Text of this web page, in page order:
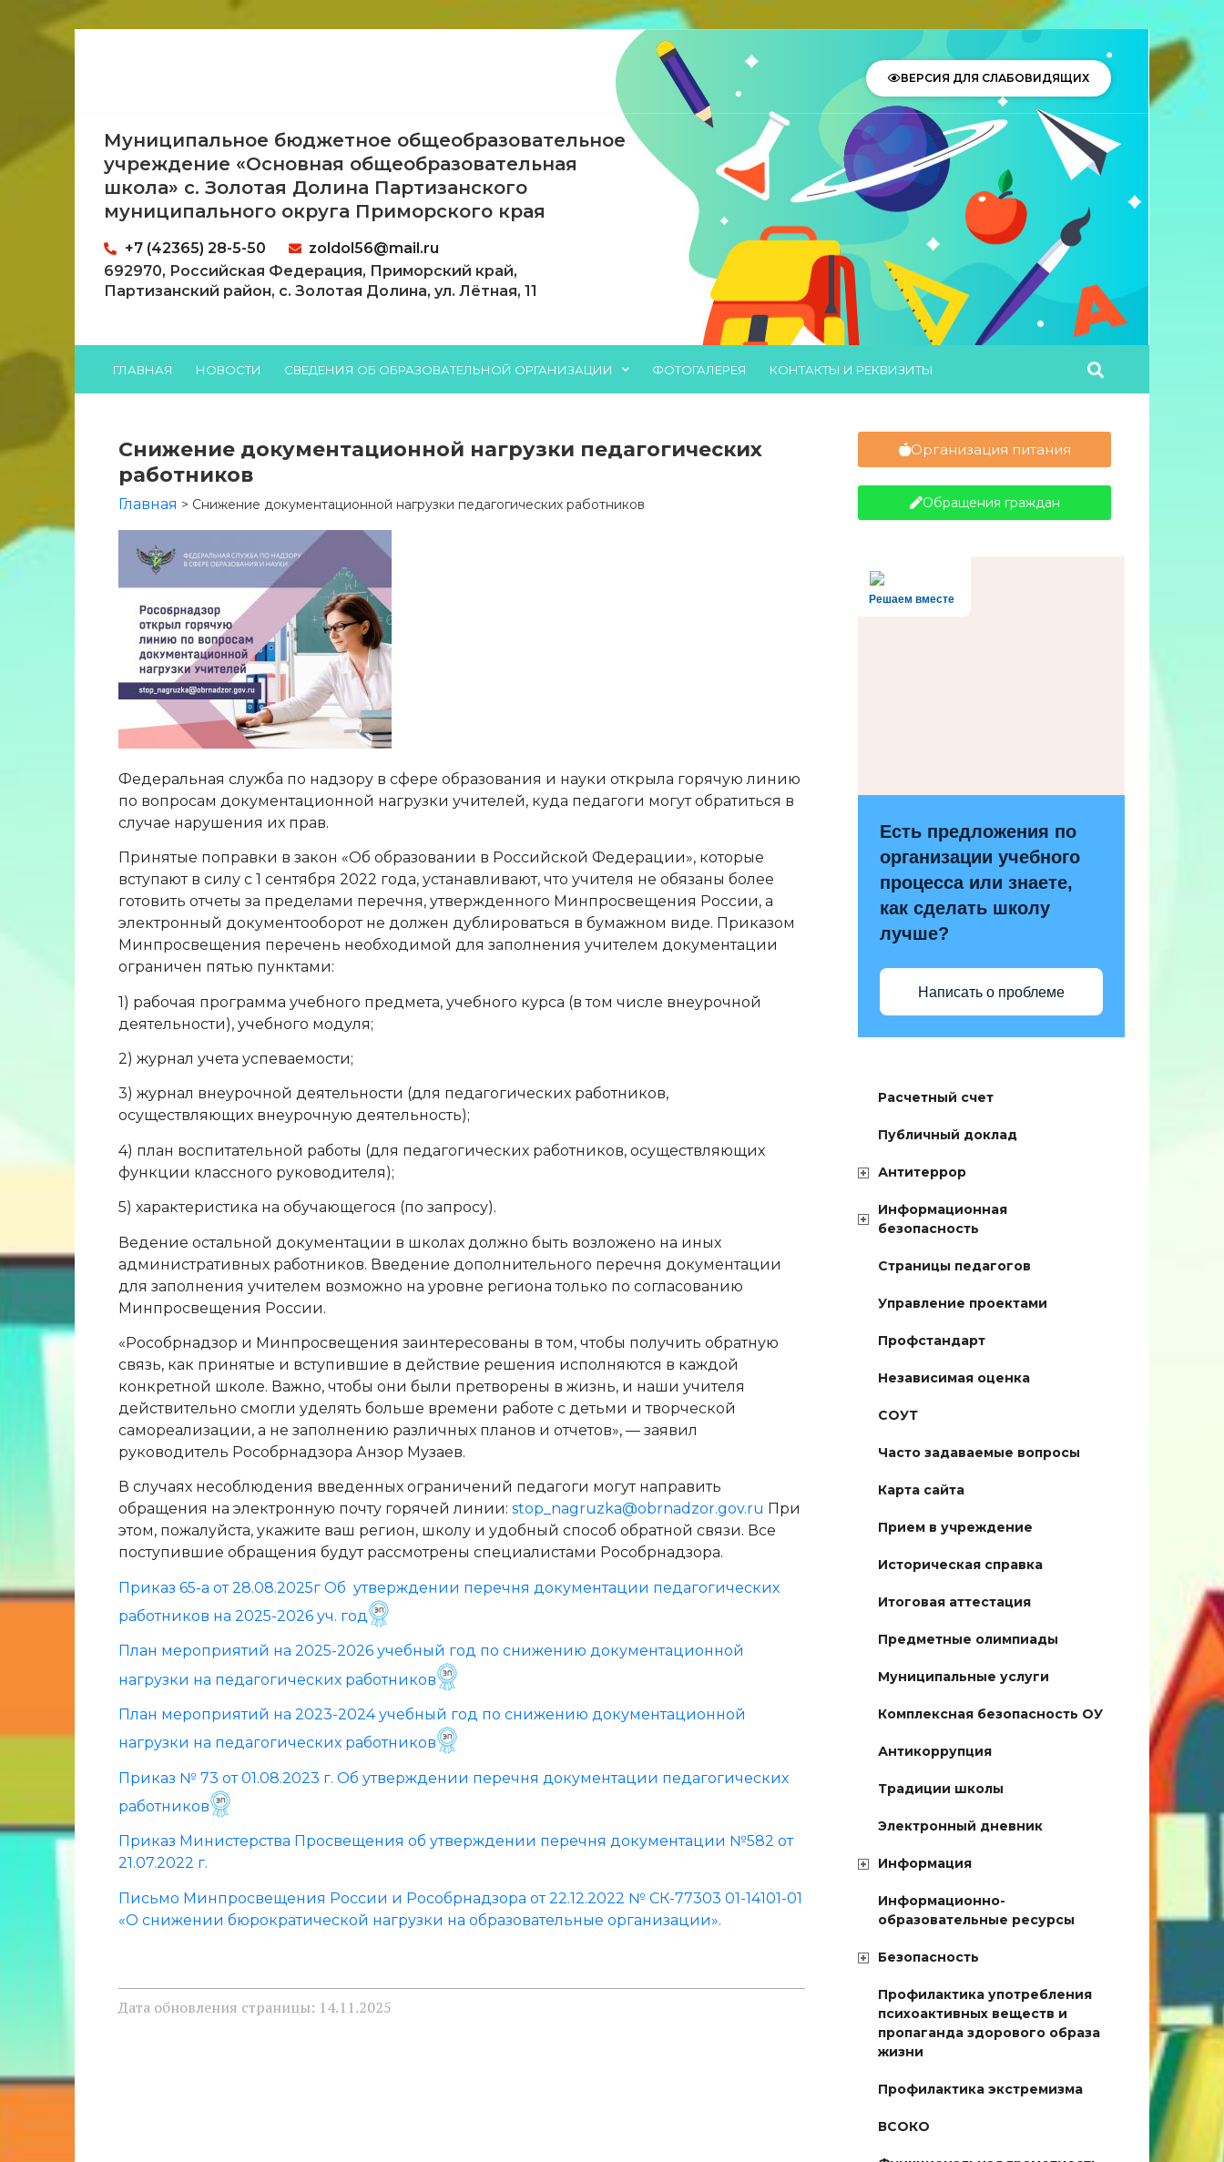
ВЕРСИЯ ДЛЯ СЛАБОВИДЯЩИХ
Муниципальное бюджетное общеобразовательное
учреждение «Основная общеобразовательная
школа» с. Золотая Долина Партизанского
муниципального округа Приморского края
+7 (42365) 28-5-50
zoldol56@mail.ru
692970, Российская Федерация, Приморский край,
Партизанский район, с. Золотая Долина, ул. Лётная, 11
ГЛАВНАЯ НОВОСТИ СВЕДЕНИЯ ОБ ОБРАЗОВАТЕЛЬНОЙ ОРГАНИЗАЦИИ ФОТОГАЛЕРЕЯ КОНТАКТЫ И РЕКВИЗИТЫ
Снижение документационной нагрузки педагогических
работников
Главная > Снижение документационной нагрузки педагогических работников
Федеральная служба по надзору в сфере образования и науки открыла горячую линию
по вопросам документационной нагрузки учителей, куда педагоги могут обратиться в
случае нарушения их прав.
Принятые поправки в закон «Об образовании в Российской Федерации», которые
вступают в силу с 1 сентября 2022 года, устанавливают, что учителя не обязаны более
готовить отчеты за пределами перечня, утвержденного Минпросвещения России, а
электронный документооборот не должен дублироваться в бумажном виде. Приказом
Минпросвещения перечень необходимой для заполнения учителем документации
ограничен пятью пунктами:
1) рабочая программа учебного предмета, учебного курса (в том числе внеурочной
деятельности), учебного модуля;
2) журнал учета успеваемости;
3) журнал внеурочной деятельности (для педагогических работников,
осуществляющих внеурочную деятельность);
4) план воспитательной работы (для педагогических работников, осуществляющих
функции классного руководителя);
5) характеристика на обучающегося (по запросу).
Ведение остальной документации в школах должно быть возложено на иных
административных работников. Введение дополнительного перечня документации
для заполнения учителем возможно на уровне региона только по согласованию
Минпросвещения России.
«Рособрнадзор и Минпросвещения заинтересованы в том, чтобы получить обратную
связь, как принятые и вступившие в действие решения исполняются в каждой
конкретной школе. Важно, чтобы они были претворены в жизнь, и наши учителя
действительно смогли уделять больше времени работе с детьми и творческой
самореализации, а не заполнению различных планов и отчетов», — заявил
руководитель Рособрнадзора Анзор Музаев.
В случаях несоблюдения введенных ограничений педагоги могут направить
обращения на электронную почту горячей линии: stop_nagruzka@obrnadzor.gov.ru При
этом, пожалуйста, укажите ваш регион, школу и удобный способ обратной связи. Все
поступившие обращения будут рассмотрены специалистами Рособрнадзора.
Приказ 65-а от 28.08.2025г Об утверждении перечня документации педагогических
работников на 2025-2026 уч. год
План мероприятий на 2025-2026 учебный год по снижению документационной
нагрузки на педагогических работников
План мероприятий на 2023-2024 учебный год по снижению документационной
нагрузки на педагогических работников
Приказ № 73 от 01.08.2023 г. Об утверждении перечня документации педагогических
работников
Приказ Министерства Просвещения об утверждении перечня документации №582 от
21.07.2022 г.
Письмо Минпросвещения России и Рособрнадзора от 22.12.2022 № СК-77303 01-14101-01
«О снижении бюрократической нагрузки на образовательные организации».
Дата обновления страницы: 14.11.2025
Организация питания
Обращения граждан
Решаем вместе
Есть предложения по
организации учебного
процесса или знаете,
как сделать школу
лучше?
Написать о проблеме
Расчетный счет
Публичный доклад
Антитеррор
Информационная
безопасность
Страницы педагогов
Управление проектами
Профстандарт
Независимая оценка
СОУТ
Часто задаваемые вопросы
Карта сайта
Прием в учреждение
Историческая справка
Итоговая аттестация
Предметные олимпиады
Муниципальные услуги
Комплексная безопасность ОУ
Антикоррупция
Традиции школы
Электронный дневник
Информация
Информационно-
образовательные ресурсы
Безопасность
Профилактика употребления
психоактивных веществ и
пропаганда здорового образа
жизни
Профилактика экстремизма
ВСОКО